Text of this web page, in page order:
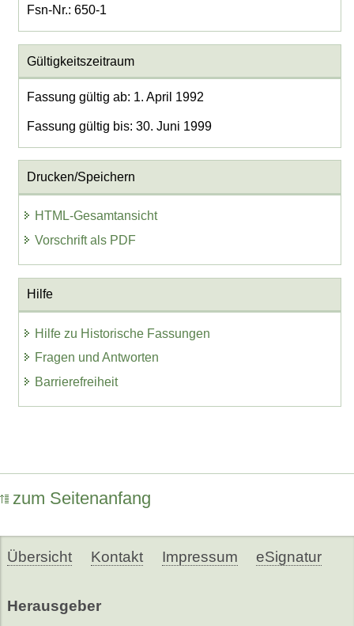
Fsn-Nr.: 650-1
Gültigkeitszeitraum
Fassung gültig ab: 1. April 1992
Fassung gültig bis: 30. Juni 1999
Drucken/Speichern
HTML-Gesamtansicht
Vorschrift als PDF
Hilfe
Hilfe zu Historische Fassungen
Fragen und Antworten
Barrierefreiheit
zum Seitenanfang
Übersicht Kontakt Impressum eSignatur
Herausgeber